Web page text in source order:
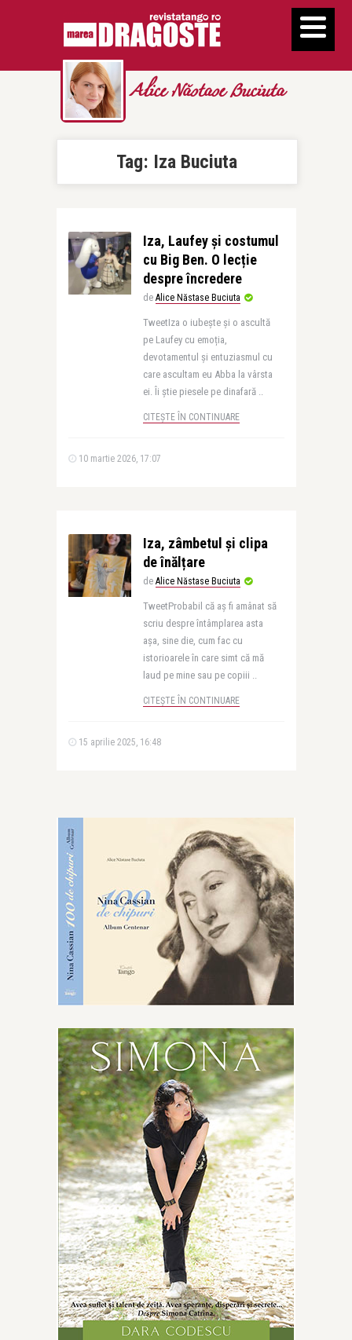
Alice Năstase Buciuta
Tag: Iza Buciuta
Iza, Laufey și costumul
cu Big Ben. O lecție
despre încredere
de Alice Năstase Buciuta
TweetIza o iubește și o ascultă
pe Laufey cu emoția,
devotamentul și entuziasmul cu
care ascultam eu Abba la vârsta
ei. Îi știe piesele pe dinafară ..
CITEȘTE ÎN CONTINUARE
10 martie 2026, 17:07
Iza, zâmbetul și clipa
de înălțare
de Alice Năstase Buciuta
TweetProbabil că aș fi amânat să
scriu despre întâmplarea asta
așa, sine die, cum fac cu
istorioarele în care simt că mă
laud pe mine sau pe copiii ..
CITEȘTE ÎN CONTINUARE
15 aprilie 2025, 16:48